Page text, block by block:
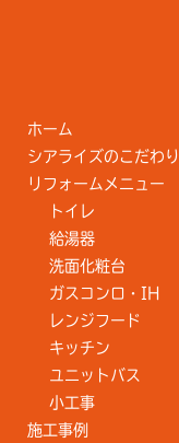
ホーム
シアライズのこだわり
リフォームメニュー
トイレ
給湯器
洗面化粧台
ガスコンロ・IH
レンジフード
キッチン
ユニットバス
小工事
施工事例